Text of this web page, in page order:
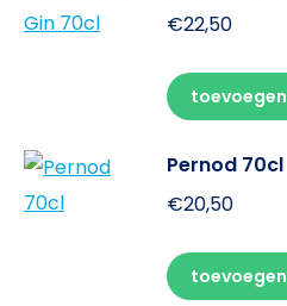
€22,50
Pernod 70cl
€20,50